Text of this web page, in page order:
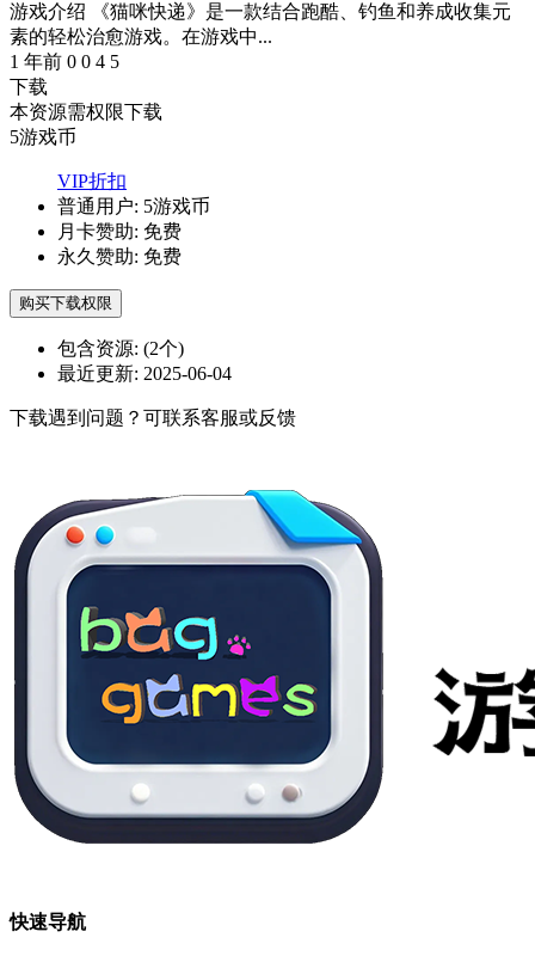
游戏介绍 《猫咪快递》是一款结合跑酷、钓鱼和养成收集元
素的轻松治愈游戏。在游戏中...
1 年前 0 0 4 5
下载
本资源需权限下载
5游戏币
VIP折扣
普通用户: 5游戏币
月卡赞助: 免费
永久赞助: 免费
购买下载权限
包含资源: (2个)
最近更新: 2025-06-04
下载遇到问题？可联系客服或反馈
快速导航